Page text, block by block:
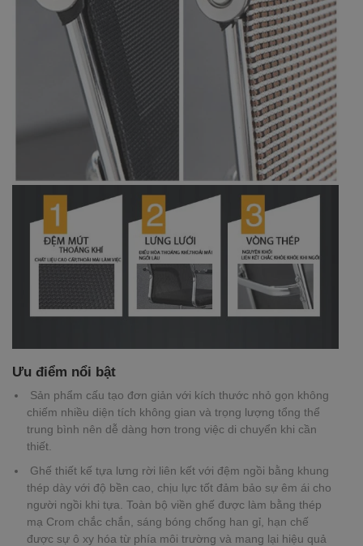
Ưu điểm nổi bật
Sản phẩm cấu tạo đơn giản với kích thước nhỏ gọn không
chiếm nhiều diện tích không gian và trọng lượng tổng thể
trung bình nên dễ dàng hơn trong việc di chuyển khi cần
thiết.
Ghế thiết kế tựa lưng rời liên kết với đệm ngồi bằng khung
thép dày với độ bền cao, chịu lực tốt đảm bảo sự êm ái cho
người ngồi khi tựa. Toàn bộ viền ghế được làm bằng thép
mạ Crom chắc chắn, sáng bóng chống han gỉ, hạn chế
được sự ô xy hóa từ phía môi trường và mang lại hiệu quả